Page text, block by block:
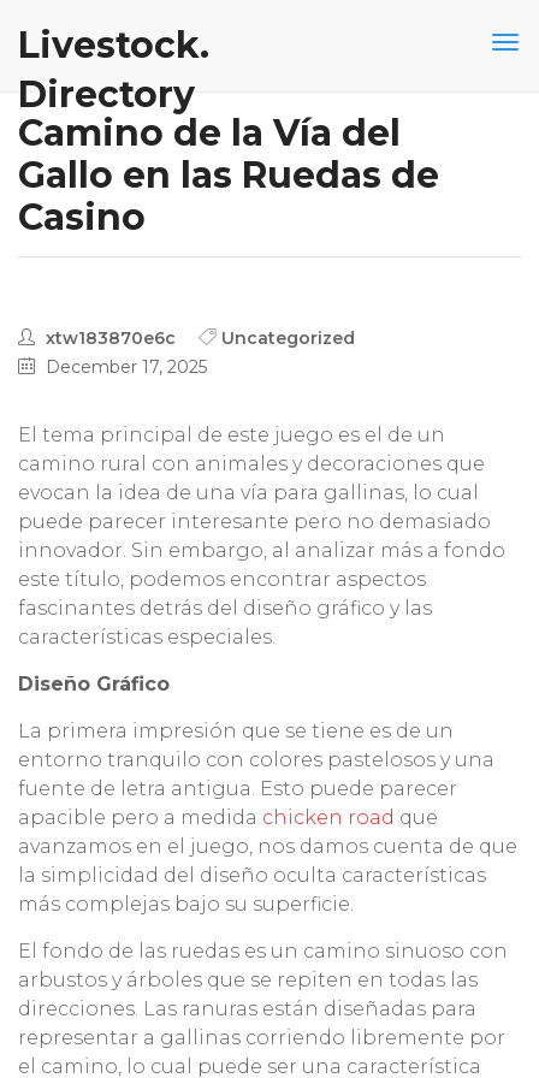
Livestock.
Directory
Camino de la Vía del
Gallo en las Ruedas de
Casino
xtw183870e6c
Uncategorized
December 17, 2025
El tema principal de este juego es el de un
camino rural con animales y decoraciones que
evocan la idea de una vía para gallinas, lo cual
puede parecer interesante pero no demasiado
innovador. Sin embargo, al analizar más a fondo
este título, podemos encontrar aspectos
fascinantes detrás del diseño gráfico y las
características especiales.
Diseño Gráfico
La primera impresión que se tiene es de un
entorno tranquilo con colores pastelosos y una
fuente de letra antigua. Esto puede parecer
apacible pero a medida chicken road que
avanzamos en el juego, nos damos cuenta de que
la simplicidad del diseño oculta características
más complejas bajo su superficie.
El fondo de las ruedas es un camino sinuoso con
arbustos y árboles que se repiten en todas las
direcciones. Las ranuras están diseñadas para
representar a gallinas corriendo libremente por
el camino, lo cual puede ser una característica